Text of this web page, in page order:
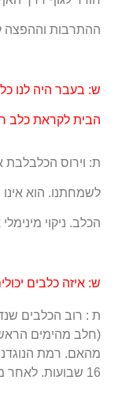
ההתרבות וההפצה
ש: בעבר היה לנו
הבית לקראת כלב
ת: וירוס הכלבלבת
לשמחתנו. הוא
הכלב. ניקוי
ש: איזה כלבים
ת : רוב הכלבים
(חלב מהימים
מהאם. רמת
16 שבועות. לאחר מכן, הגור חשוף לוירוס.